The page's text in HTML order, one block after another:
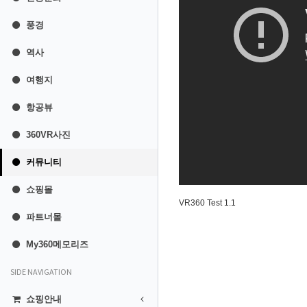
풍경
역사
여행지
항공뷰
360VR사진
커뮤니티
쇼핑몰
파트너몰
My360메모리즈
SIDE NAVIGATION
쇼핑안내
VR360 Test 1.1